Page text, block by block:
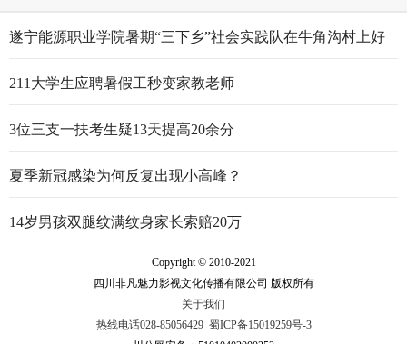
遂宁能源职业学院暑期“三下乡”社会实践队在牛角沟村上好
211大学生应聘暑假工秒变家教老师
3位三支一扶考生疑13天提高20余分
夏季新冠感染为何反复出现小高峰？
14岁男孩双腿纹满纹身家长索赔20万
Copyright © 2010-2021
四川非凡魅力影视文化传播有限公司 版权所有
关于我们
热线电话028-85056429 蜀ICP备15019259号-3